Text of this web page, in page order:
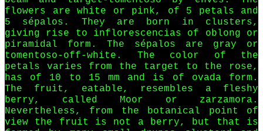
flowers are white or pink, of 5 petals and
5 sépalos. They are born in clusters,
giving rise to inflorescencias of oblong or
piramidal form. The sépalos are gray or
tomentoso-off-white. The color of the
petals varies from the target to the rose,
has of 10 to 15 mm and is of ovada form.
The fruit, eatable, resembles a fleshy
berry, called Moor or zarzamora.
Nevertheless, from the botanical point of
view the fruit is not a berry, but that is